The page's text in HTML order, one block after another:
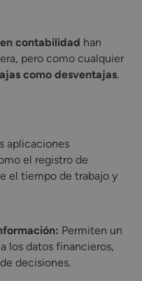
contabilidad han
pero como cualquier
como desventajas.
aplicaciones
el registro de
el tiempo de trabajo y
Permiten un
los datos financieros,
decisiones.